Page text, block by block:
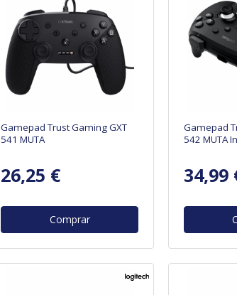
Gamepad Trust Gaming GXT
541 MUTA
26,25 €
Comprar
Gamepad
542 MUTA
34,99